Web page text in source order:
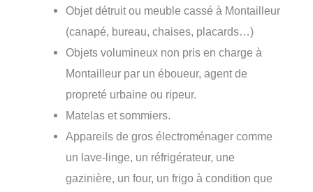
Objet détruit ou meuble cassé à Montailleur
(canapé, bureau, chaises, placards…)
Objets volumineux non pris en charge à
Montailleur par un éboueur, agent de
propreté urbaine ou ripeur.
Matelas et sommiers.
Appareils de gros électroménager comme
un lave-linge, un réfrigérateur, une
gazinière, un four, un frigo à condition que